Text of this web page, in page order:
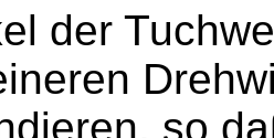
der
so